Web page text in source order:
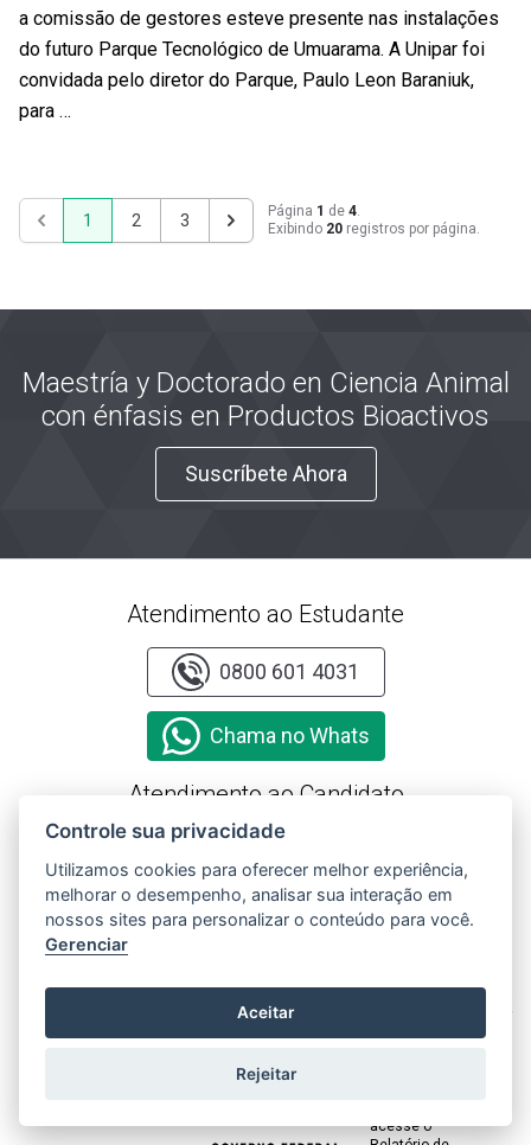
a comissão de gestores esteve presente nas instalações
do futuro Parque Tecnológico de Umuarama. A Unipar foi
convidada pelo diretor do Parque, Paulo Leon Baraniuk,
para …
Anterior
1 2 3
Próximo
Página 1 de 4.
Exibindo 20 registros por página.
Maestría y Doctorado en Ciencia Animal
con énfasis en Productos Bioactivos
Suscríbete Ahora
Atendimento ao Estudante
0800 601 4031
Chama no Whats
Atendimento ao Candidato
Chama no Whats
Consulte o cadastro
da instituição no
acesse o
Controle sua privacidade
Utilizamos cookies para oferecer melhor experiência,
melhorar o desempenho, analisar sua interação em
nossos sites para personalizar o conteúdo para você.
Gerenciar
Aceitar
Rejeitar